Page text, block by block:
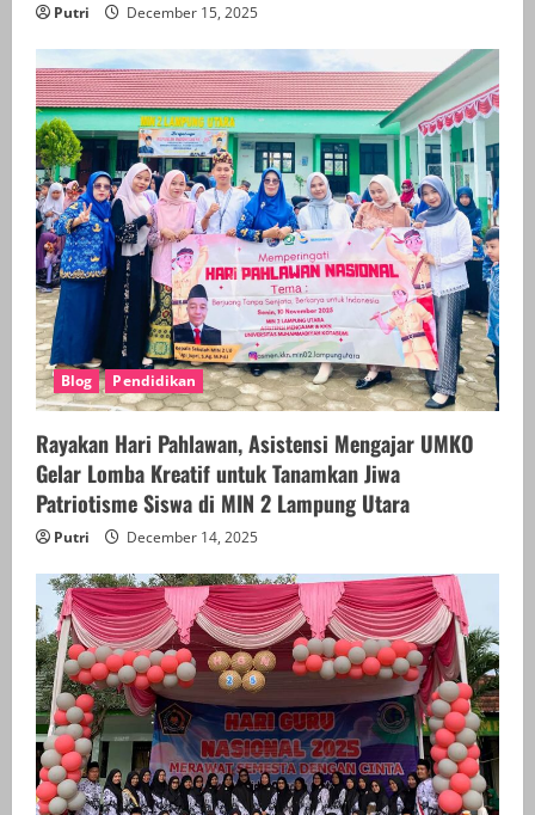
Putri December 15, 2025
Blog Pendidikan
Rayakan Hari Pahlawan, Asistensi Mengajar UMKO
Gelar Lomba Kreatif untuk Tanamkan Jiwa
Patriotisme Siswa di MIN 2 Lampung Utara
Putri December 14, 2025